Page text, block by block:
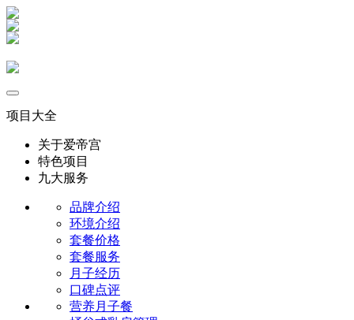
项目大全
关于爱帝宫
特色项目
九大服务
品牌介绍
环境介绍
套餐价格
套餐服务
月子经历
口碑点评
营养月子餐